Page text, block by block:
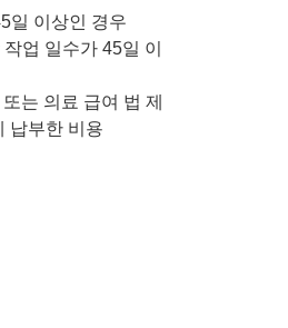
일 이상인 경우
업 일수가 45일 이
는 의료 급여 법 제
납부한 비용